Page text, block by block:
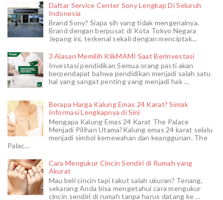
Daftar Service Center Sony Lengkap Di Seluruh
Indonesia
Brand Sony? Siapa sih yang tidak mengenalnya.
Brand dengan berpusat di Kota Tokyo Negara
Jepang ini, terkenal sekali dengan menciptak...
3 Alasan Memilih KlikMAMI Saat Berinvestasi
Investasi pendidikan Semua orang pasti akan
berpendapat bahwa pendidikan menjadi salah satu
hal yang sangat penting yang menjadi hak ...
Berapa Harga Kalung Emas 24 Karat? Simak
Informasi Lengkapnya di Sini
Mengapa Kalung Emas 24 Karat The Palace
Menjadi Pilihan Utama?Kalung emas 24 karat selalu
menjadi simbol kemewahan dan keanggunan. The
Palac...
Cara Mengukur Cincin Sendiri di Rumah yang
Akurat
Mau beli cincin tapi takut salah ukuran? Tenang,
sekarang Anda bisa mengetahui cara mengukur
cincin sendiri di rumah tanpa harus datang ke ...